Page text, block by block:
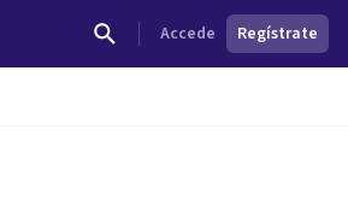
Accede Regístrate